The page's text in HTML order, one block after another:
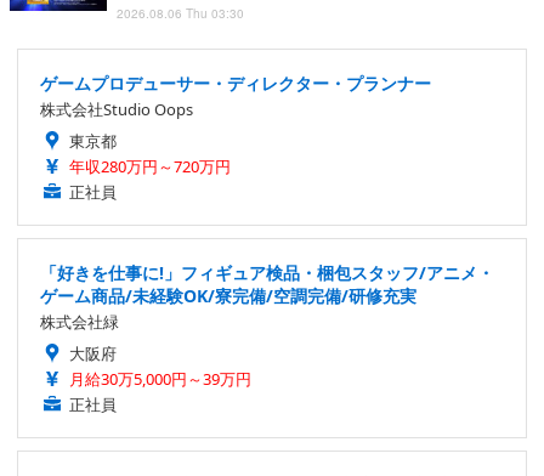
2026.08.06 Thu 03:30
ゲームプロデューサー・ディレクター・プランナー
株式会社Studio Oops
東京都
年収280万円～720万円
正社員
「好きを仕事に!」フィギュア検品・梱包スタッフ/アニメ・
ゲーム商品/未経験OK/寮完備/空調完備/研修充実
株式会社緑
大阪府
月給30万5,000円～39万円
正社員